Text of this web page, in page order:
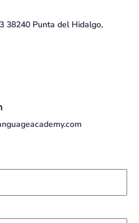
38240 Punta del Hidalgo,